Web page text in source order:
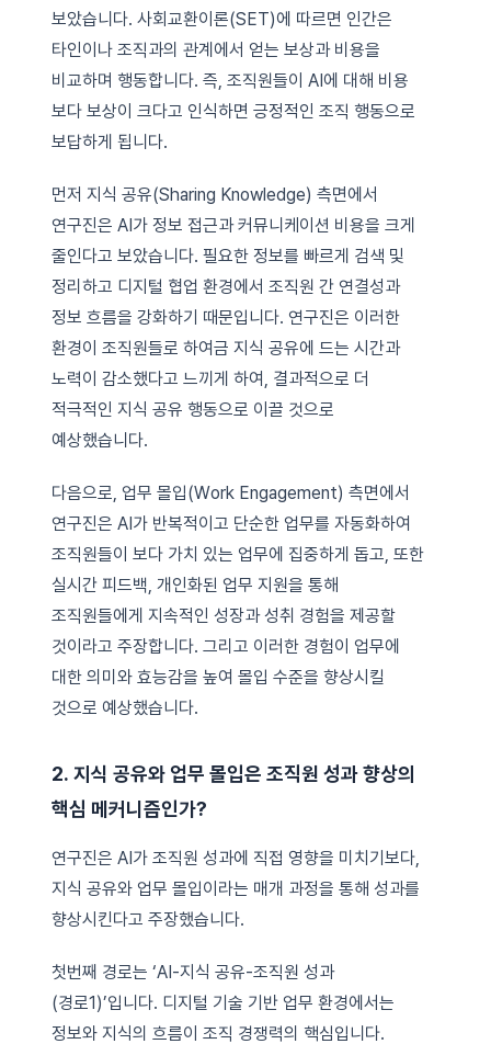
보았습니다. 사회교환이론(SET)에 따르면 인간은
타인이나 조직과의 관계에서 얻는 보상과 비용을
비교하며 행동합니다. 즉, 조직원들이 AI에 대해 비용
보다 보상이 크다고 인식하면 긍정적인 조직 행동으로
보답하게 됩니다.
먼저 지식 공유(Sharing Knowledge) 측면에서
연구진은 AI가 정보 접근과 커뮤니케이션 비용을 크게
줄인다고 보았습니다. 필요한 정보를 빠르게 검색 및
정리하고 디지털 협업 환경에서 조직원 간 연결성과
정보 흐름을 강화하기 때문입니다. 연구진은 이러한
환경이 조직원들로 하여금 지식 공유에 드는 시간과
노력이 감소했다고 느끼게 하여, 결과적으로 더
적극적인 지식 공유 행동으로 이끌 것으로
예상했습니다.
다음으로, 업무 몰입(Work Engagement) 측면에서
연구진은 AI가 반복적이고 단순한 업무를 자동화하여
조직원들이 보다 가치 있는 업무에 집중하게 돕고, 또한
실시간 피드백, 개인화된 업무 지원을 통해
조직원들에게 지속적인 성장과 성취 경험을 제공할
것이라고 주장합니다. 그리고 이러한 경험이 업무에
대한 의미와 효능감을 높여 몰입 수준을 향상시킬
것으로 예상했습니다.
2. 지식 공유와 업무 몰입은 조직원 성과 향상의
핵심 메커니즘인가?
연구진은 AI가 조직원 성과에 직접 영향을 미치기보다,
지식 공유와 업무 몰입이라는 매개 과정을 통해 성과를
향상시킨다고 주장했습니다.
첫번째 경로는 ‘AI-지식 공유-조직원 성과
(경로1)’입니다. 디지털 기술 기반 업무 환경에서는
정보와 지식의 흐름이 조직 경쟁력의 핵심입니다.